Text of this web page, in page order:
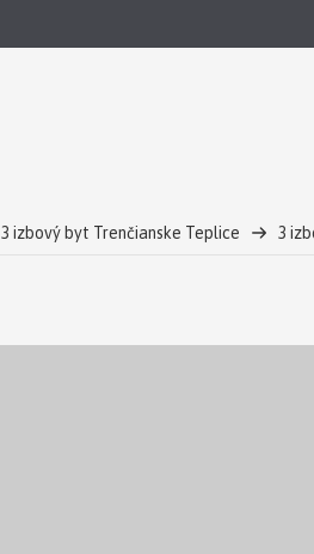
3 izbový byt Trenčianske Teplice
3